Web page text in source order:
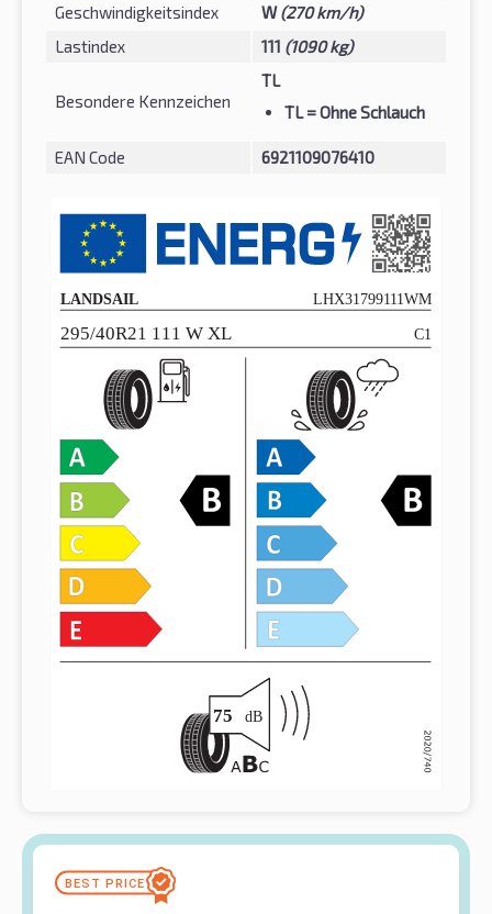
Geschwindigkeitsindex
W(270 km/h)
Lastindex
111 (1090 kg)
Besondere Kennzeichen
TL
TL= Ohne Schlauch
EAN Code 6921109076410